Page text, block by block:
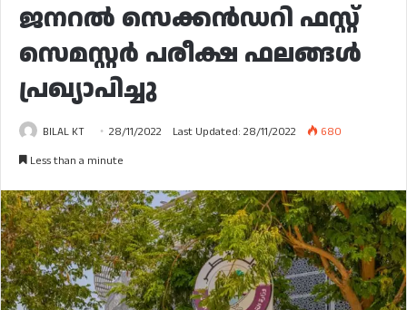
ജനറൽ സെക്കൻഡറി ഫസ്റ്റ്
സെമസ്റ്റർ പരീക്ഷ ഫലങ്ങൾ
പ്രഖ്യാപിച്ചു
BILAL KT 28/11/2022 Last Updated: 28/11/2022
680
Less than a minute